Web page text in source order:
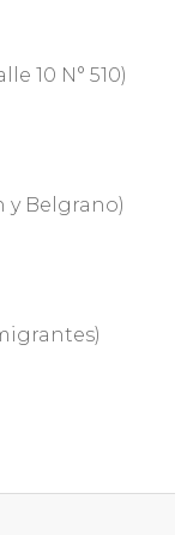
10 N° 510)
y Belgrano)